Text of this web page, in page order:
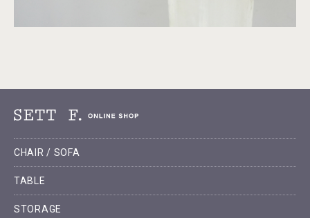
CHAIR / SOFA
TABLE
STORAGE